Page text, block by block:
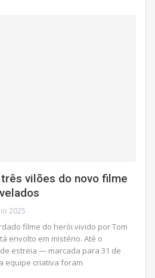
vilões do novo filme
2025
filme do herói vivido por Tom
envolto em mistério. Até o
estreia — marcada para 31 de
equipe criativa foram